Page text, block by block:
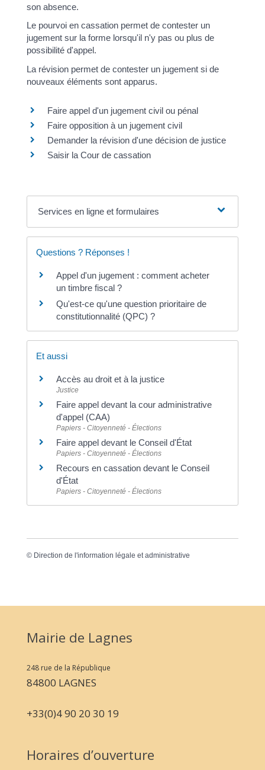
son absence.
Le pourvoi en cassation permet de contester un
jugement sur la forme lorsqu'il n'y pas ou plus de
possibilité d'appel.
La révision permet de contester un jugement si de
nouveaux éléments sont apparus.
Faire appel d'un jugement civil ou pénal
Faire opposition à un jugement civil
Demander la révision d'une décision de justice
Saisir la Cour de cassation
Services en ligne et formulaires
Questions ? Réponses !
Appel d'un jugement : comment acheter
un timbre fiscal ?
Qu'est-ce qu'une question prioritaire de
constitutionnalité (QPC) ?
Et aussi
Accès au droit et à la justice
Justice
Faire appel devant la cour administrative
d'appel (CAA)
Papiers - Citoyenneté - Élections
Faire appel devant le Conseil d'État
Papiers - Citoyenneté - Élections
Recours en cassation devant le Conseil
d'État
Papiers - Citoyenneté - Élections
© Direction de l'information légale et administrative
Mairie de Lagnes
248 rue de la République
84800 LAGNES
+33(0)4 90 20 30 19
Horaires d’ouverture